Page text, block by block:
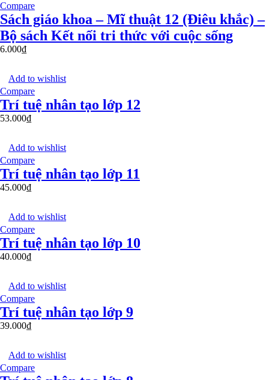
Compare
Sách giáo khoa – Mĩ thuật 12 (Điêu khắc) –
Bộ sách Kết nối tri thức với cuộc sống
6.000₫
Add to wishlist
Compare
Trí tuệ nhân tạo lớp 12
53.000₫
Add to wishlist
Compare
Trí tuệ nhân tạo lớp 11
45.000₫
Add to wishlist
Compare
Trí tuệ nhân tạo lớp 10
40.000₫
Add to wishlist
Compare
Trí tuệ nhân tạo lớp 9
39.000₫
Add to wishlist
Compare